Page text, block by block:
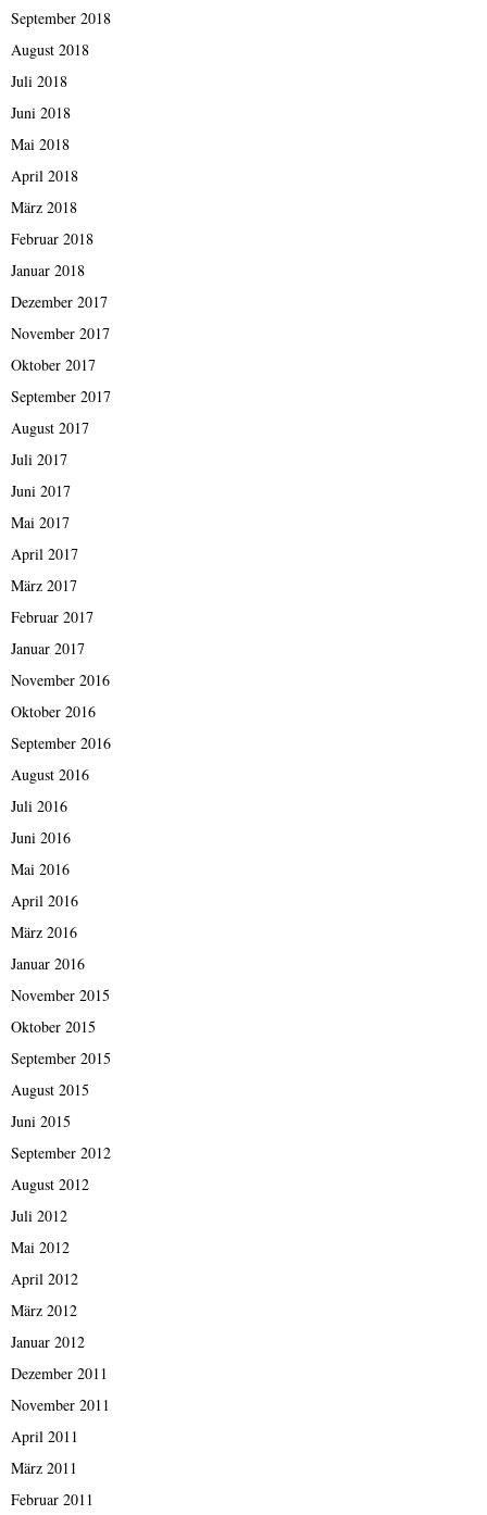
September 2018
August 2018
Juli 2018
Juni 2018
Mai 2018
April 2018
März 2018
Februar 2018
Januar 2018
Dezember 2017
November 2017
Oktober 2017
September 2017
August 2017
Juli 2017
Juni 2017
Mai 2017
April 2017
März 2017
Februar 2017
Januar 2017
November 2016
Oktober 2016
September 2016
August 2016
Juli 2016
Juni 2016
Mai 2016
April 2016
März 2016
Januar 2016
November 2015
Oktober 2015
September 2015
August 2015
Juni 2015
September 2012
August 2012
Juli 2012
Mai 2012
April 2012
März 2012
Januar 2012
Dezember 2011
November 2011
April 2011
März 2011
Februar 2011